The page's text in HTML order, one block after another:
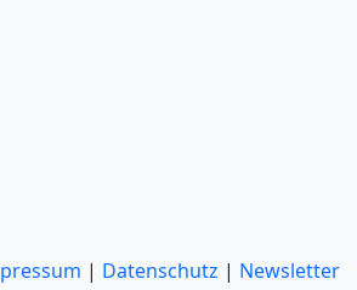
| Datenschutz | Newsletter